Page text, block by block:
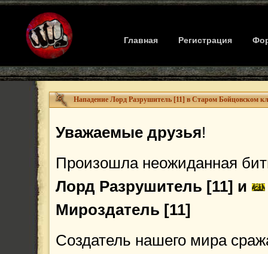
Главная Регистрация
Нападение Лорд Разрушитель [11] в Старом Бойцовском
Уважаемые друзья!
Произошла неожиданная
Лорд Разрушитель [11] и
Мироздатель [11]
Создатель нашего мира